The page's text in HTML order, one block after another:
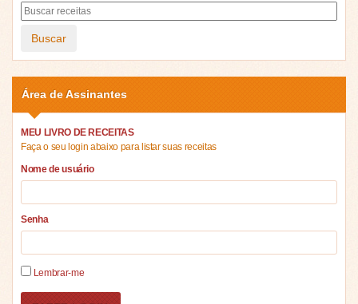
Buscar
Área de Assinantes
MEU LIVRO DE RECEITAS
Faça o seu login abaixo para listar suas receitas
Nome de usuário
Senha
Lembrar-me